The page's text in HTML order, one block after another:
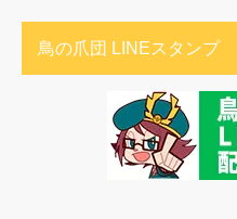
鳥の爪団 LINEスタンプ